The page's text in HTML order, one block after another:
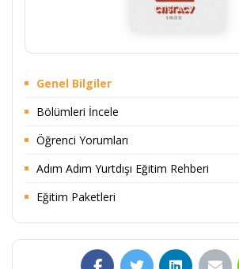
Genel Bilgiler
Bölümleri İncele
Öğrenci Yorumları
Adım Adım Yurtdışı Eğitim Rehberi
Eğitim Paketleri